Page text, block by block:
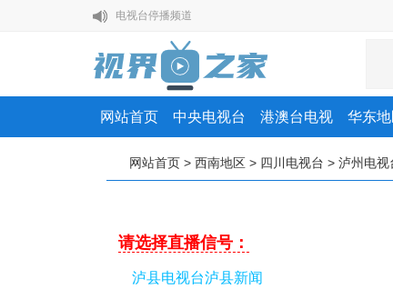
电视台停播频道
中央广播电视总台所有电视电台
[七大区域划分]华南、华中、华北、华东、西南…
中国有几个地级市（293个地级市）
青羊电视台
金牛电视台
网站首页 中央电视台 港澳台电视 华东
网站首页 > 西南地区 > 四川电视台 > 泸州电视
请选择直播信号：
泸县电视台泸县新闻